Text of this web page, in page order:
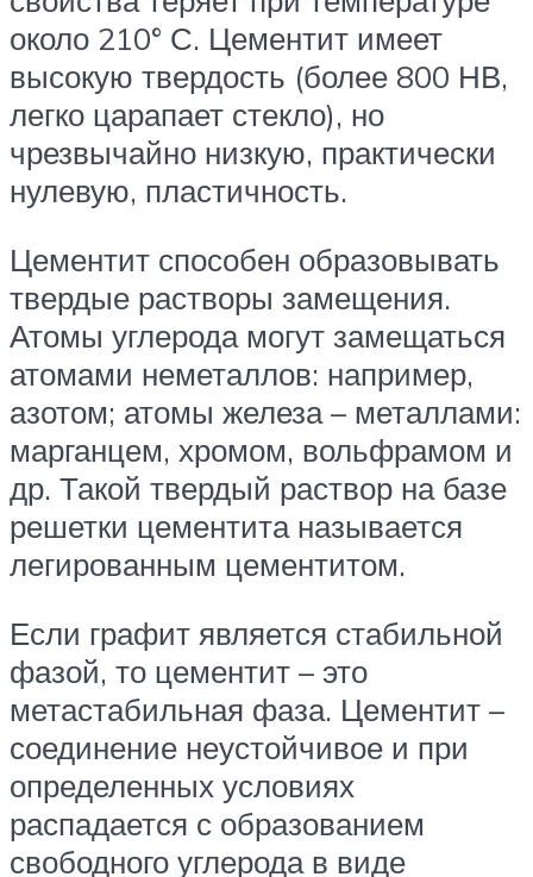
около 210° С. Цементит имеет
высокую твердость (более 800 НВ,
легко царапает стекло), но
чрезвычайно низкую, практически
нулевую, пластичность.
Цементит способен образовывать
твердые растворы замещения.
Атомы углерода могут замещаться
атомами неметаллов: например,
азотом; атомы железа – металлами:
марганцем, хромом, вольфрамом и
др. Такой твердый раствор на базе
решетки цементита называется
легированным цементитом.
Если графит является стабильной
фазой, то цементит – это
метастабильная фаза. Цементит –
соединение неустойчивое и при
определенных условиях
распадается с образованием
свободного углерода в виде